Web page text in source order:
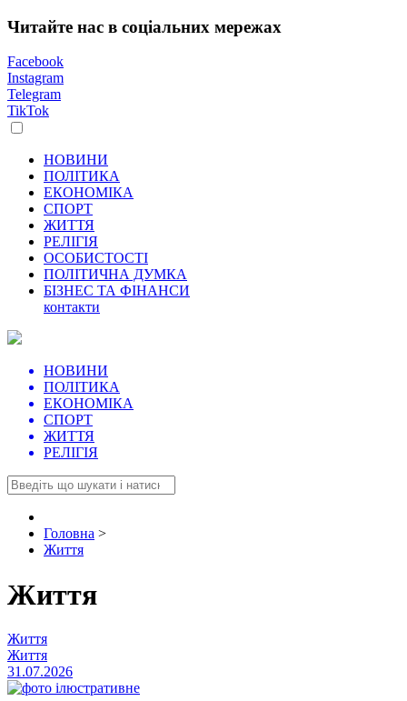
Читайте нас в соціальних мережах
Facebook
Instagram
Telegram
TikTok
НОВИНИ
ПОЛІТИКА
ЕКОНОМІКА
СПОРТ
ЖИТТЯ
РЕЛІГІЯ
ОСОБИСТОСТІ
ПОЛІТИЧНА ДУМКА
БІЗНЕС ТА ФІНАНСИ
контакти
НОВИНИ
ПОЛІТИКА
ЕКОНОМІКА
СПОРТ
ЖИТТЯ
РЕЛІГІЯ
Головна >
Життя
Життя
Життя
Життя
31.07.2026